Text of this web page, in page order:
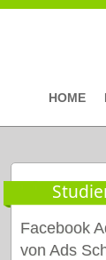
HOME
Facebook
von Ads